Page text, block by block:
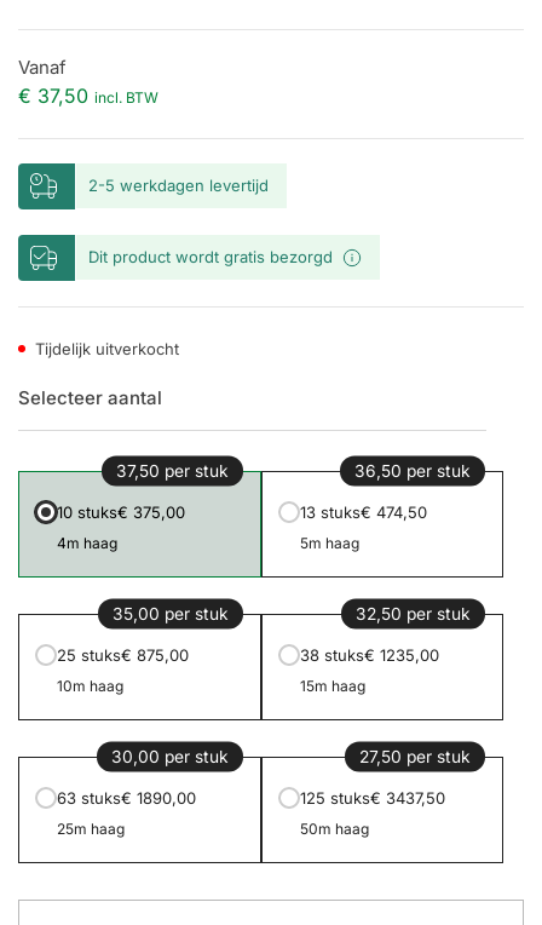
Vanaf
€ 37,50 incl. BTW
2-5 werkdagen levertijd
Dit product wordt gratis bezorgd
Tijdelijk uitverkocht
Selecteer aantal
37,50 per stuk
10 stuks€ 375,00
4m haag
36,50 per stuk
13 stuks€ 474,50
5m haag
35,00 per stuk
25 stuks€ 875,00
10m haag
32,50 per stuk
38 stuks€ 1235,00
15m haag
30,00 per stuk
63 stuks€ 1890,00
25m haag
27,50 per stuk
125 stuks€ 3437,50
50m haag